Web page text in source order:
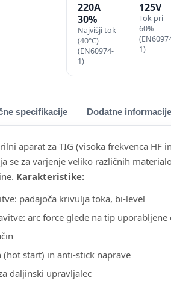
220A
30%
Najvišji tok
(40°C)
(EN60974-
1)
125V
Tok pri
60%
1)
specifikacije Dodatne informacije
aparat za TIG (visoka frekvenca HF
se za varjenje veliko različnih
Karakteristike:
padajoča krivulja toka, bi-level
arc force glede na tip uporabljene
(hot start) in anti-stick naprave
daljinski upravljalec